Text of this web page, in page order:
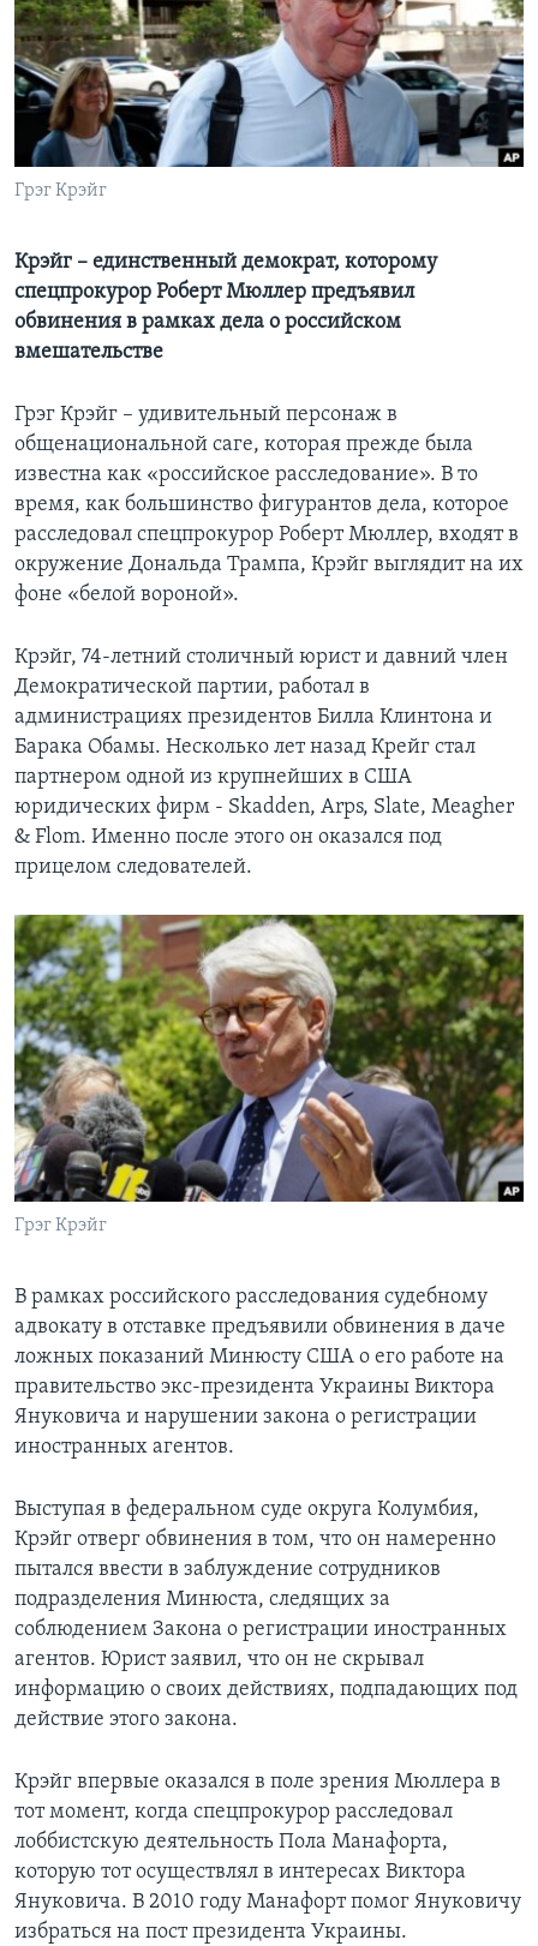
Learning English
СОЦИАЛЬНЫЕ СЕТИ
Грэг Крэйг
Крэйг – единственный демократ, которому
спецпрокурор Роберт Мюллер предъявил
обвинения в рамках дела о российском
вмешательстве
Грэг Крэйг – удивительный персонаж в
общенациональной саге, которая прежде была
известна как «российское расследование». В то
время, как большинство фигурантов дела, которое
расследовал спецпрокурор Роберт Мюллер, входят в
окружение Дональда Трампа, Крэйг выглядит на их
фоне «белой вороной».
Крэйг, 74-летний столичный юрист и давний член
Демократической партии, работал в
администрациях президентов Билла Клинтона и
Барака Обамы. Несколько лет назад Крейг стал
партнером одной из крупнейших в США
юридических фирм - Skadden, Arps, Slate, Meagher
& Flom. Именно после этого он оказался под
прицелом следователей.
Грэг Крэйг
В рамках российского расследования судебному
адвокату в отставке предъявили обвинения в даче
ложных показаний Минюсту США о его работе на
правительство экс-президента Украины Виктора
Януковича и нарушении закона о регистрации
иностранных агентов.
Выступая в федеральном суде округа Колумбия,
Крэйг отверг обвинения в том, что он намеренно
пытался ввести в заблуждение сотрудников
подразделения Минюста, следящих за
соблюдением Закона о регистрации иностранных
агентов. Юрист заявил, что он не скрывал
информацию о своих действиях, подпадающих под
действие этого закона.
Крэйг впервые оказался в поле зрения Мюллера в
тот момент, когда спецпрокурор расследовал
лоббистскую деятельность Пола Манафорта,
которую тот осуществлял в интересах Виктора
Януковича. В 2010 году Манафорт помог Януковичу
избраться на пост президента Украины.